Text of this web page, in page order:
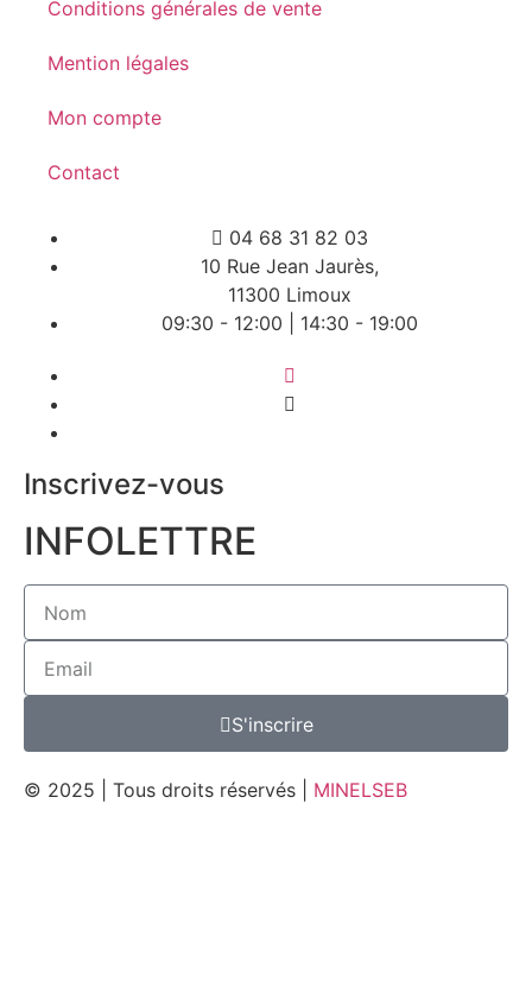
Conditions générales de vente
Mention légales
Mon compte
Contact
04 68 31 82 03
10 Rue Jean Jaurès,
11300 Limoux
09:30 - 12:00 | 14:30 - 19:00
Inscrivez-vous
INFOLETTRE
S'inscrire
© 2025 | Tous droits réservés | MINELSEB